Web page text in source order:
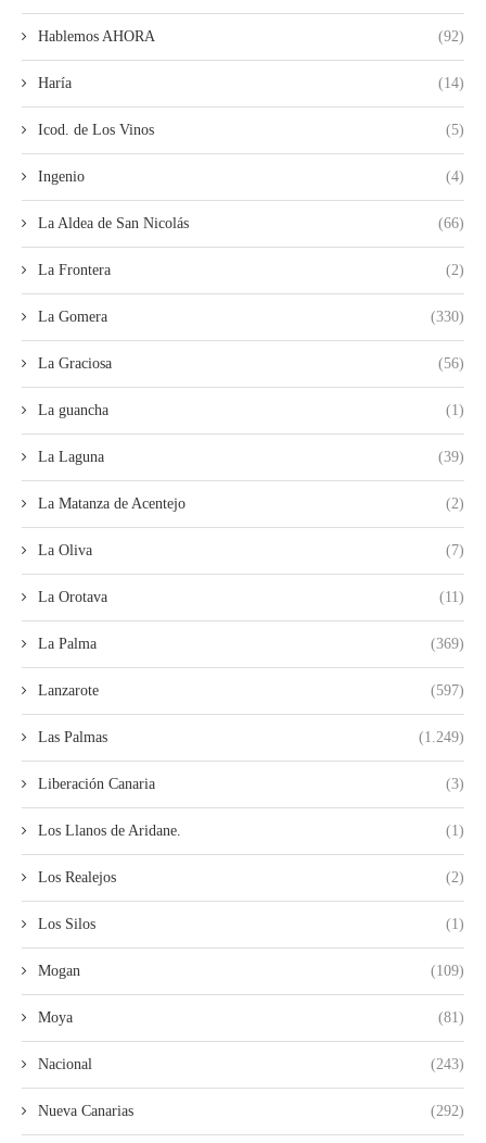
Hablemos AHORA (92)
Haría (14)
Icod. de Los Vinos (5)
Ingenio (4)
La Aldea de San Nicolás (66)
La Frontera (2)
La Gomera (330)
La Graciosa (56)
La guancha (1)
La Laguna (39)
La Matanza de Acentejo (2)
La Oliva (7)
La Orotava (11)
La Palma (369)
Lanzarote (597)
Las Palmas (1.249)
Liberación Canaria (3)
Los Llanos de Aridane. (1)
Los Realejos (2)
Los Silos (1)
Mogan (109)
Moya (81)
Nacional (243)
Nueva Canarias (292)